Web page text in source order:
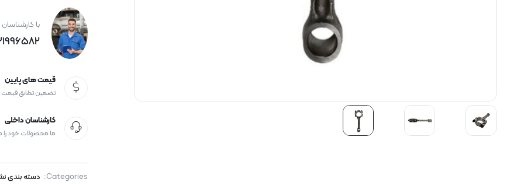
با
قیمت های پایین
تضمین تطابق قیمت
کارشناسان داخلی
ما محصولات خود
Categories: دسته بندی